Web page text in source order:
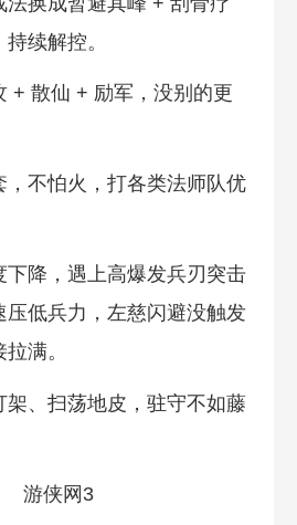
续解控。
+ 散仙 + 励军，没别的更
，不怕火，打各类法师队优
下降，遇上高爆发兵刃突击
压低兵力，左慈闪避没触发
满。
架、扫荡地皮，驻守不如藤